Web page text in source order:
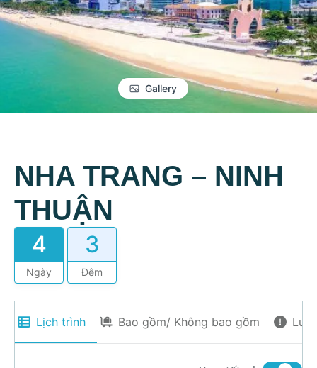
Gallery
NHA TRANG – NINH
THUẬN
4
Ngày
3
Đêm
Lịch trình Bao gồm/ Không bao gồm Lưu